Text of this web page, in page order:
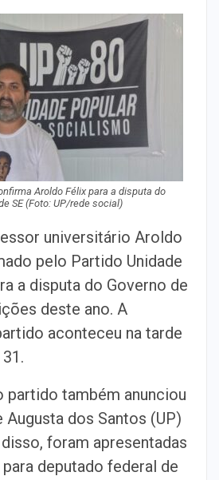
Aroldo Félix para a disputa do
SE (Foto: UP/rede social)
universitário Aroldo
pelo Partido Unidade
a disputa do Governo de
deste ano. A
aconteceu na tarde
partido também anunciou
Augusta dos Santos (UP)
foram apresentadas
deputado federal de